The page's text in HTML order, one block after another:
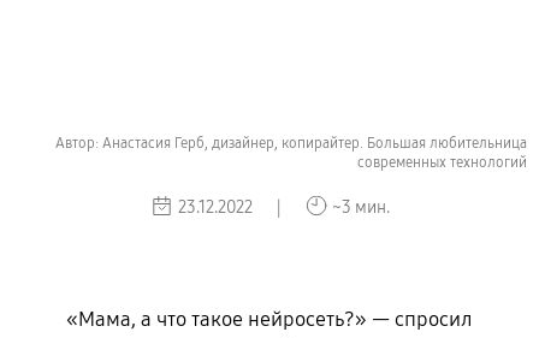
Автор: Анастасия Герб, дизайнер, копирайтер. Большая любительница
современных технологий
23.12.2022 | ~3 мин.
«Мама, а что такое нейросеть?» — спросил